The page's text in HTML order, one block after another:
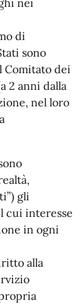
nei
di
sono
Comitato dei
2 anni dalla
nel loro
gli
cui interesse
in ogni
alla